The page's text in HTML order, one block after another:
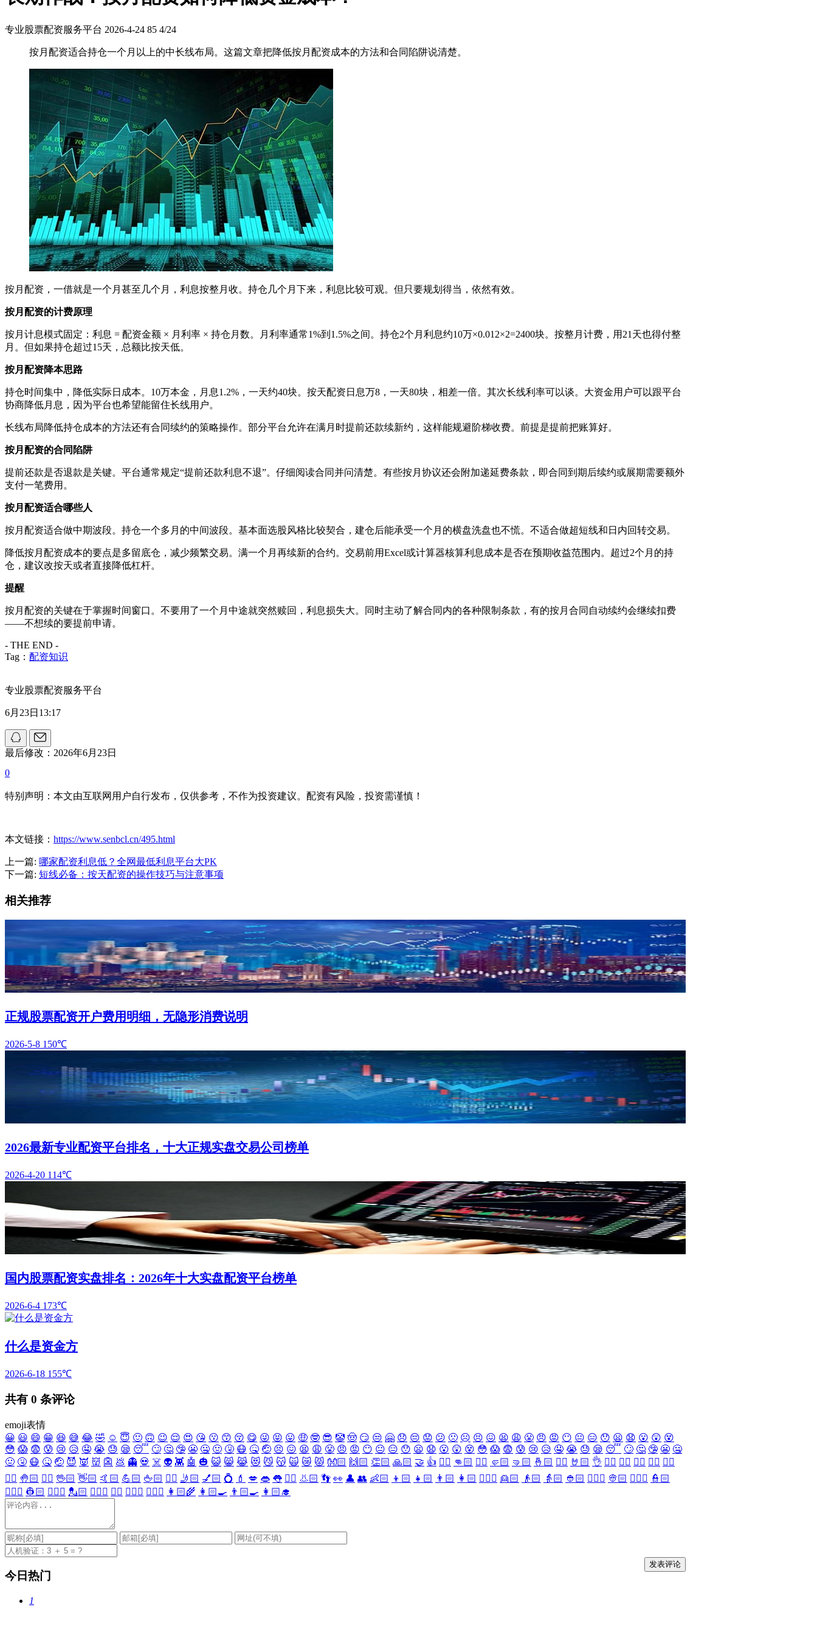
专业股票配资服务平台 2026-4-24 85 4/24
按月配资适合持仓一个月以上的中长线布局。这篇文章把降低按月配资成本的方法和合同陷阱说清楚。
按月配资，一借就是一个月甚至几个月，利息按整月收。持仓几个月下来，利息比较可观。但只要规划得当，依然有效。
按月配资的计费原理
按月计息模式固定：利息 = 配资金额 × 月利率 × 持仓月数。月利率通常1%到1.5%之间。持仓2个月利息约10万×0.012×2=2400块。按整月计费，用21天也得付整
月。但如果持仓超过15天，总额比按天低。
按月配资降本思路
持仓时间集中，降低实际日成本。10万本金，月息1.2%，一天约40块。按天配资日息万8，一天80块，相差一倍。其次长线利率可以谈。大资金用户可以跟平台
协商降低月息，因为平台也希望能留住长线用户。
长线布局降低持仓成本的方法还有合同续约的策略操作。部分平台允许在满月时提前还款续新约，这样能规避阶梯收费。前提是提前把账算好。
按月配资的合同陷阱
提前还款是否退款是关键。平台通常规定“提前还款利息不退”。仔细阅读合同并问清楚。有些按月协议还会附加递延费条款，即合同到期后续约或展期需要额外
支付一笔费用。
按月配资适合哪些人
按月配资适合做中期波段。持仓一个多月的中间波段。基本面选股风格比较契合，建仓后能承受一个月的横盘洗盘也不慌。不适合做超短线和日内回转交易。
降低按月配资成本的要点是多留底仓，减少频繁交易。满一个月再续新的合约。交易前用Excel或计算器核算利息成本是否在预期收益范围内。超过2个月的持
仓，建议改按天或者直接降低杠杆。
提醒
按月配资的关键在于掌握时间窗口。不要用了一个月中途就突然赎回，利息损失大。同时主动了解合同内的各种限制条款，有的按月合同自动续约会继续扣费
——不想续的要提前申请。
- THE END -
Tag： 配资知识
专业股票配资服务平台
6月23日13:17
最后修改：2026年6月23日
0
特别声明：本文由互联网用户自行发布，仅供参考，不作为投资建议。配资有风险，投资需谨慎！
本文链接： https://www.senbcl.cn/495.html
上一篇: 哪家配资利息低？全网最低利息平台大PK
下一篇: 短线必备：按天配资的操作技巧与注意事项
相关推荐
正规股票配资开户费用明细，无隐形消费说明
2026-5-8 150℃
2026最新专业配资平台排名，十大正规实盘交易公司榜单
2026-4-20 114℃
国内股票配资实盘排名：2026年十大实盘配资平台榜单
2026-6-4 173℃
什么是资金方
2026-6-18 155℃
共有 0 条评论
emoji表情
😀 😃 😄 😁 😆 😅 😂 🤣 ☺️ 😇 🙂 🙃 😉 😌 😍 😘 😗 😙 😚 😋 😜 😝 😛 🤑 🤓 😎 🤡 🤠 😏 😒 🤗 😞 😔 😟 😕 🙁 ☹️ 😣 😖 😫 😩 😤 😠 😡 😶 😐 😑 😯 😦 😧 😮 😲 😵
😳 😱 😨 😰 😢 😥 🤤 😭 😓 😪 😴 🙄 🤔 🤥 😬 🤐 🤢 🤧 😷 🤒 🤕 😣 😖 😫 😩 😤 😠 😡 😶 😐 😑 😯 😦 😧 😮 😲 😵 😳 😱 😨 😰 😢 😥 🤤 😭 😓 😪 😴 🙄 🤔 🤥 😬 🤐
🤢 🤧 😷 🤒 🤕 😈 👿 👹 👺 💩 👻 💀 ☠️ 👽 👾 🤖 🎃 😺 😸 😹 😻 😼 😽 🙀 😿 😾 👐🏻 🙌🏻 👏🏻 🙏🏻 🤝 👍 👎🏻 👊🏻 ✊🏻 🤛🏻 🤜🏻 🤞🏻 ✌🏻 🤘🏻 👌 👈🏻 👉🏻 👆🏻 👇🏻 ☝🏻
✋🏻 🤚🏻 🖐🏻 🖖🏻 👋🏻 🤙🏻 💪🏻 🖕🏻 ✍🏻 🤳🏻 💅🏻 💍 💄 💋 👄 👅 👂🏻 👃🏻 👣 👀 👤 👥 👶🏻 👦🏻 👧🏻 👨🏻 👩🏻 👱🏻‍♀️ 👱🏻 👴🏻 👵🏻 👲🏻 👳🏻‍♀️ 👳🏻 👮🏻‍♀️ 👮🏻
👷🏻‍♀️ 👷🏻 💂🏻‍♀️ 💂🏻 🕵🏻‍♀️ 🕵🏻 👩🏻‍⚕️ 👨🏻‍⚕️ 👩🏻‍🌾 👩🏻‍🍳 👨🏻‍🍳 👩🏻‍🎓
今日热门
1